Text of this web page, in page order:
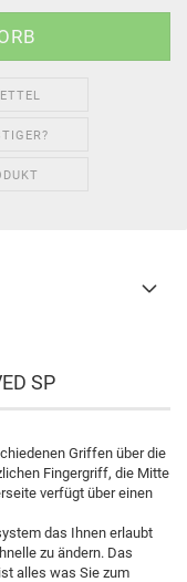
SP
Griffen über die
Fingergriff, die Mitte
verfügt über einen
das Ihnen erlaubt
zu ändern. Das
alles was Sie zum